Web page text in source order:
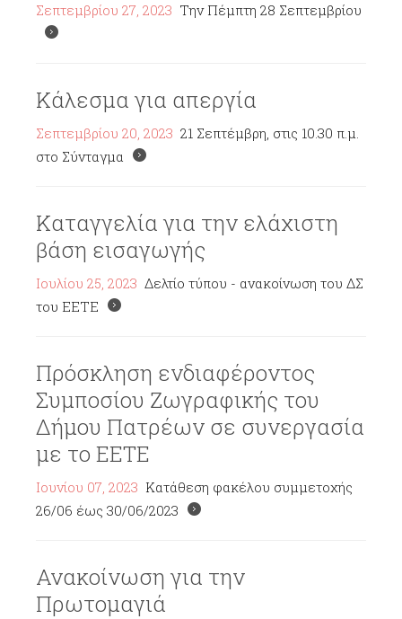
Σεπτεμβρίου 27, 2023 Την Πέμπτη 28 Σεπτεμβρίου
Κάλεσμα για απεργία
Σεπτεμβρίου 20, 2023 21 Σεπτέμβρη, στις 10.30 π.μ.
στο Σύνταγμα
Καταγγελία για την ελάχιστη
βάση εισαγωγής
Ιουλίου 25, 2023 Δελτίο τύπου - ανακοίνωση του ΔΣ
του ΕΕΤΕ
Πρόσκληση ενδιαφέροντος
Συμποσίου Ζωγραφικής του
Δήμου Πατρέων σε συνεργασία
με το ΕΕΤΕ
Ιουνίου 07, 2023 Κατάθεση φακέλου συμμετοχής
26/06 έως 30/06/2023
Ανακοίνωση για την
Πρωτομαγιά